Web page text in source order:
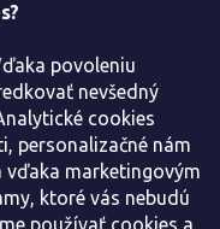
povoleniu
nevšedný
cookies
personalizačné nám
vďaka marketingovým
ktoré vás nebudú
používať cookies a